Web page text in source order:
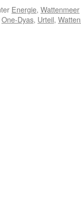
Energie, Wattenmeer
One-Dyas, Urteil,